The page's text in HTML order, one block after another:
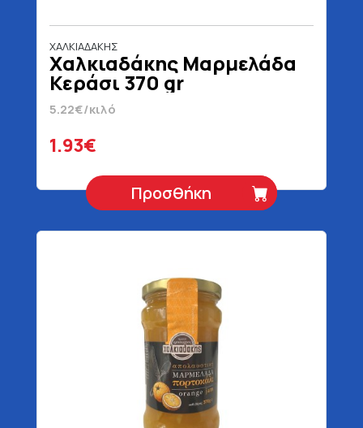
ΧΑΛΚΙΑΔΑΚΗΣ
Χαλκιαδάκης Μαρμελάδα
Κεράσι 370 gr
5.22€/κιλό
1.93€
Προσθήκη